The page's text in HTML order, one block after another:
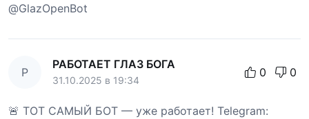
@GlazOpenBot
Р
РАБОТАЕТ ГЛАЗ БОГА
31.10.2025 в 19:34
0 0
🚨 ТОТ САМЫЙ БОТ — уже работает! Telegram: